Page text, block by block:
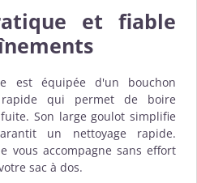
et fiable
est équipée d'un bouchon
qui permet de boire
Son large goulot simplifie
un nettoyage rapide.
vous accompagne sans effort
sac à dos.